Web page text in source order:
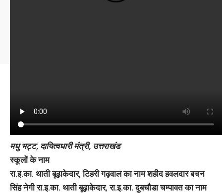
मधु भट्ट, दायित्वधारी मंत्री, उत्तराखंड
स्कूलों के नाम
रा.इ.का. थाती बूढ़ाकेदार, टिहरी गढ़वाल का नाम शहीद हवलदार बचन
सिंह नेगी रा.इ.का. थाती बूढ़ाकेदार, रा.इ.का. दुबचौडा चम्पावत का नाम